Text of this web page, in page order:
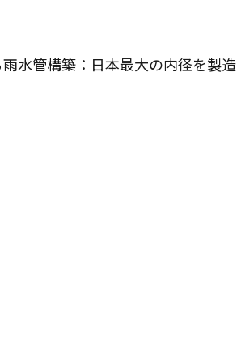
水管構築：日本最大の内径を製造